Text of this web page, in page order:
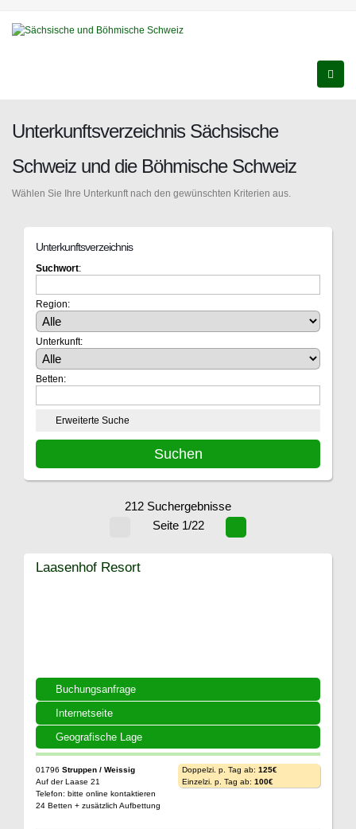
Unterkunftsverzeichnis Sächsische
Schweiz und die Böhmische Schweiz
Wählen Sie Ihre Unterkunft nach den gewünschten Kriterien aus.
Unterkunftsverzeichnis
Suchwort:
Region:
Unterkunft:
Betten:
Erweiterte Suche
212 Suchergebnisse
Seite 1/22
Buchungsanfrage
Internetseite
Geografische Lage
Laasenhof Resort
01796 Struppen / Weissig
Auf der Laase 21
Telefon: bitte online kontaktieren
24 Betten + zusätzlich Aufbettung
Doppelzi. p. Tag ab: 125€
Einzelzi. p. Tag ab: 100€